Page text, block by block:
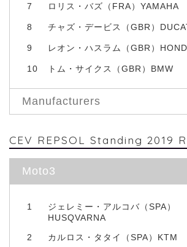
7 ロリス・バズ（FRA）YAMAHA
8 チャズ・デービス（GBR）
9 レオン・ハスラム（GBR）
10 トム・サイクス（GBR）BMW
Manufacturers
CEV REPSOL Standing 2019
Moto3
1
ジェレミー・アルコバ（SPA）
HUSQVARNA
2 カルロス・タタイ（SPA）KTM